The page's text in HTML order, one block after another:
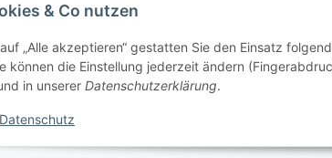
& Co nutzen
„Alle akzeptieren“ gestatten Sie den Einsatz
können die Einstellung jederzeit ändern
in unserer Datenschutzerklärung.
Datenschutz